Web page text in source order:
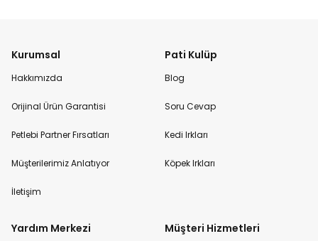
Kurumsal
Hakkımızda
Orijinal Ürün Garantisi
Petlebi Partner Fırsatları
Müşterilerimiz Anlatıyor
İletişim
Pati Kulüp
Blog
Soru Cevap
Kedi Irkları
Köpek Irkları
Yardım Merkezi Müşteri Hizmetleri